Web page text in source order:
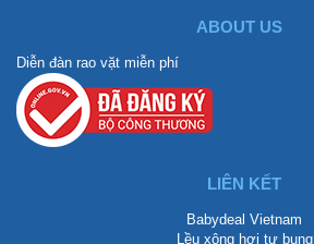
ABOUT US
Diễn đàn rao vặt miễn phí
LIÊN KẾT
Babydeal Vietnam
Lều xông hơi tự bung